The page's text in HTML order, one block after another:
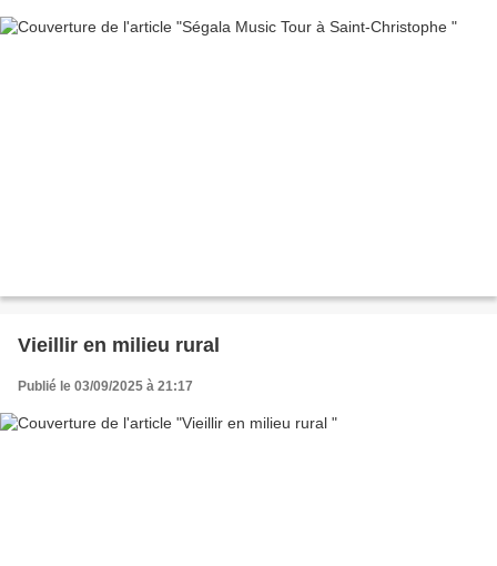
Vieillir en milieu rural
Publié le 03/09/2025 à 21:17